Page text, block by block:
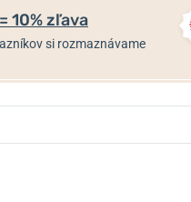
10% zľava
si rozmaznávame